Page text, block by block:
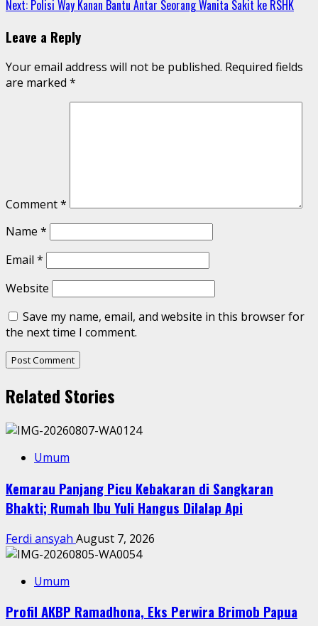
Next: Polisi Way Kanan Bantu Antar Seorang Wanita Sakit ke RSHK
Leave a Reply
Your email address will not be published. Required fields
are marked *
Comment*
Name *
Email *
Website
Save my name, email, and website in this browser for
the next time I comment.
Related Stories
Umum
Kemarau Panjang Picu Kebakaran di Sangkaran
Bhakti; Rumah Ibu Yuli Hangus Dilalap Api
Ferdi ansyah August 7, 2026
Umum
Profil AKBP Ramadhona, Eks Perwira Brimob Papua